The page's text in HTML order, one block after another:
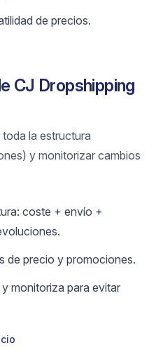
de precios.
CJ Dropshipping
la estructura
y monitorizar cambios
coste + envío +
de precio y promociones.
monitoriza para evitar